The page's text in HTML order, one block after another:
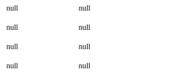
null null
null null
null null
null null